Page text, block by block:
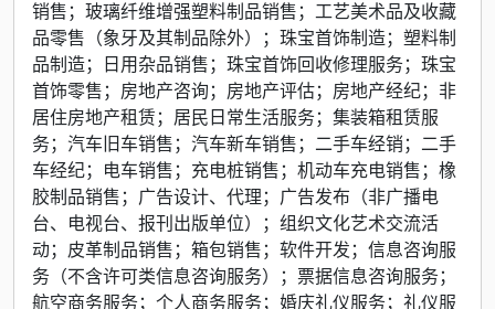
销售；玻璃纤维增强塑料制品销售；工艺美术品及收藏
品零售（象牙及其制品除外）；珠宝首饰制造；塑料制
品制造；日用杂品销售；珠宝首饰回收修理服务；珠宝
首饰零售；房地产咨询；房地产评估；房地产经纪；非
居住房地产租赁；居民日常生活服务；集装箱租赁服
务；汽车旧车销售；汽车新车销售；二手车经销；二手
车经纪；电车销售；充电桩销售；机动车充电销售；橡
胶制品销售；广告设计、代理；广告发布（非广播电
台、电视台、报刊出版单位）；组织文化艺术交流活
动；皮革制品销售；箱包销售；软件开发；信息咨询服
务（不含许可类信息咨询服务）；票据信息咨询服务；
航空商务服务；个人商务服务；婚庆礼仪服务；礼仪服